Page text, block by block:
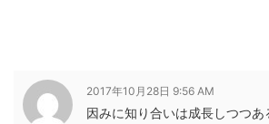
2017年10月28日 9:56 AM
因みに知り合いは成長しつつあ